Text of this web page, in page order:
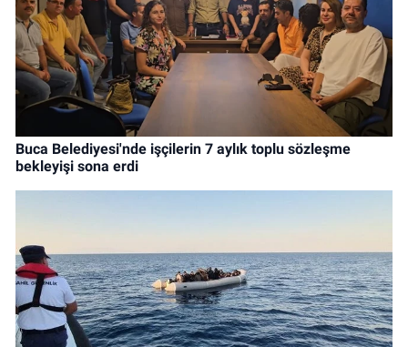
Buca Belediyesi'nde işçilerin 7 aylık toplu sözleşme
bekleyişi sona erdi